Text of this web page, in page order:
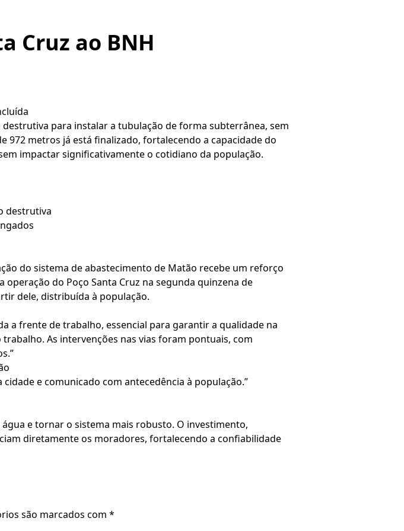
Cruz ao BNH
para instalar a tubulação de forma subterrânea, sem
972 metros já está finalizado, fortalecendo a capacidade do
impactar significativamente o cotidiano da população.
destrutiva
do sistema de abastecimento de Matão recebe um reforço
do Poço Santa Cruz na segunda quinzena de
dele, distribuída à população.
a frente de trabalho, essencial para garantir a qualidade na
As intervenções nas vias foram pontuais, com
e comunicado com antecedência à população.”
e tornar o sistema mais robusto. O investimento,
diretamente os moradores, fortalecendo a confiabilidade
são marcados com *